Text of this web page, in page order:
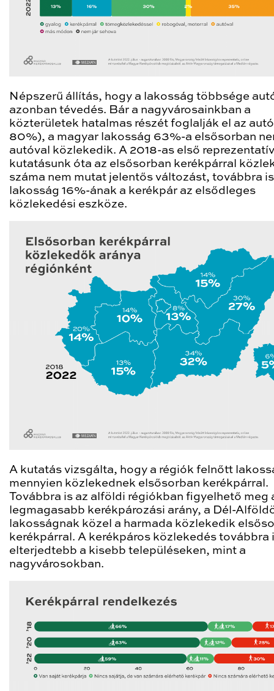
Népszerű állítás, hogy a lakosság többsége
azonban tévedés. Bár a nagyvárosainkban a
közterületek hatalmas részét foglalják el az
80%), a magyar lakosság 63%-a elsősorban
autóval közlekedik. A 2018-as első reprezentatív
kutatásunk óta az elsősorban kerékpárral
száma nem mutat jelentős változást, továbbra
lakosság 16%-ának a kerékpár az elsődleges
közlekedési eszköze.
A kutatás vizsgálta, hogy a régiók felnőtt
mennyien közlekednek elsősorban kerékpárral.
Továbbra is az alföldi régiókban figyelhető meg
legmagasabb kerékpározási arány, a Dél-
lakosságnak közel a harmada közlekedik
kerékpárral. A kerékpáros közlekedés továbbra
elterjedtebb a kisebb településeken, mint a
nagyvárosokban.